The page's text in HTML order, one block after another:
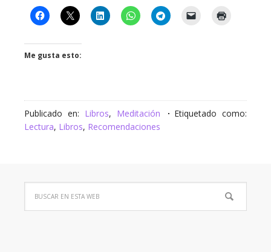
Me gusta esto:
Publicado en: Libros, Meditación
Etiquetado como:
Lectura, Libros, Recomendaciones